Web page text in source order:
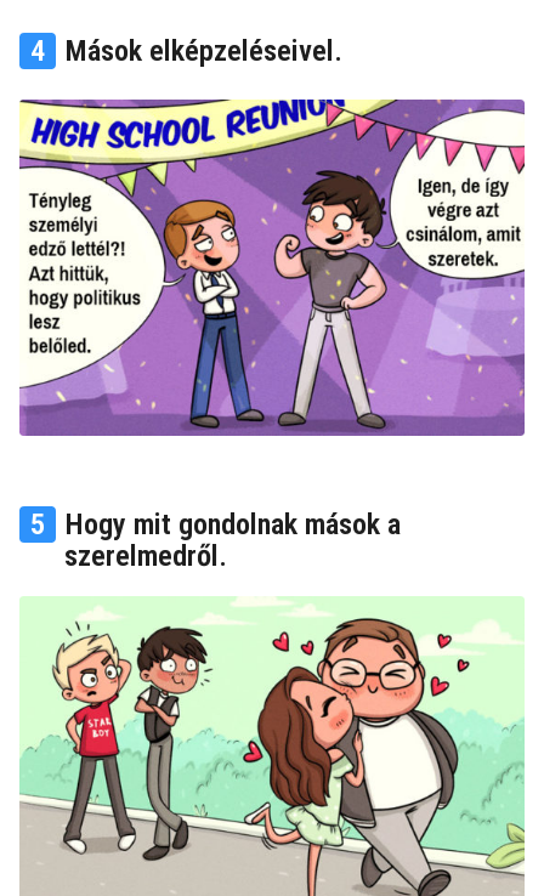
4 Mások elképzeléseivel.
5
Hogy mit gondolnak mások a
szerelmedről.